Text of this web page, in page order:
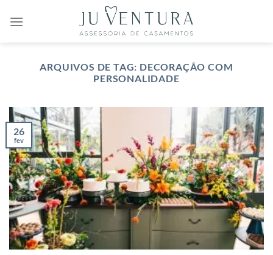
ARQUIVOS DE TAG: DECORAÇÃO COM
PERSONALIDADE
26
fev